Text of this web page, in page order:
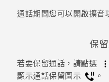
校園專案
銷售通路
支援服務
通話期間您可以開啟擴音
保
若要保留通話，請點選
顯示通話保留圖示
。